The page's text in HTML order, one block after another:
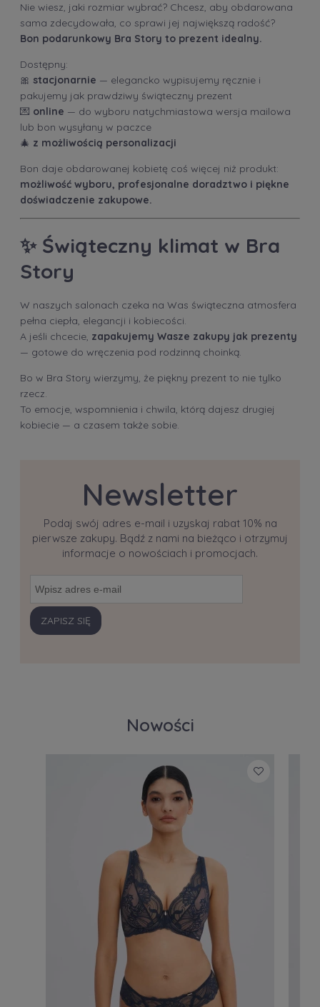
Nie wiesz, jaki rozmiar wybrać? Chcesz, aby obdarowana
sama zdecydowała, co sprawi jej największą radość?
Bon podarunkowy Bra Story to prezent idealny.
Dostępny:
🎀 stacjonarnie — elegancko wypisujemy ręcznie i
pakujemy jak prawdziwy świąteczny prezent
💌 online — do wyboru natychmiastowa wersja mailowa
lub bon wysyłany w paczce
🎄 z możliwością personalizacji
Bon daje obdarowanej kobietę coś więcej niż produkt:
możliwość wyboru, profesjonalne doradztwo i piękne
doświadczenie zakupowe.
✨ Świąteczny klimat w Bra
Story
W naszych salonach czeka na Was świąteczna atmosfera
pełna ciepła, elegancji i kobiecości.
A jeśli chcecie, zapakujemy Wasze zakupy jak prezenty
— gotowe do wręczenia pod rodzinną choinką.
Bo w Bra Story wierzymy, że piękny prezent to nie tylko
rzecz.
To emocje, wspomnienia i chwila, którą dajesz drugiej
kobiecie — a czasem także sobie.
Newsletter
Podaj swój adres e-mail i uzyskaj rabat 10% na
pierwsze zakupy. Bądź z nami na bieżąco i otrzymuj
informacje o nowościach i promocjach.
ZAPISZ SIĘ
Nowości